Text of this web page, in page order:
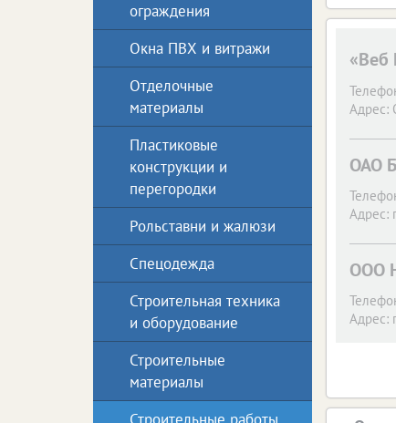
«Веб
Адрес:
ОАО
Адрес:
ООО
Адрес:
ограждения
Окна ПВХ и витражи
Отделочные
материалы
Пластиковые
конструкции и
перегородки
Рольставни и жалюзи
Спецодежда
Строительная техника
и оборудование
Строительные
материалы